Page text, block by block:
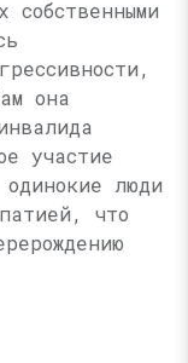
собственными
она
участие
люди
что